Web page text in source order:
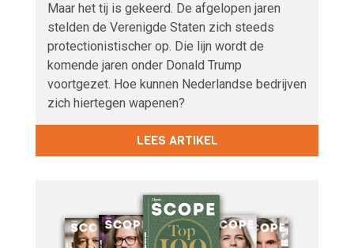
Maar het tij is gekeerd. De afgelopen jaren
stelden de Verenigde Staten zich steeds
protectionistischer op. Die lijn wordt de
komende jaren onder Donald Trump
voortgezet. Hoe kunnen Nederlandse bedrijven
zich hiertegen wapenen?
LEES ARTIKEL